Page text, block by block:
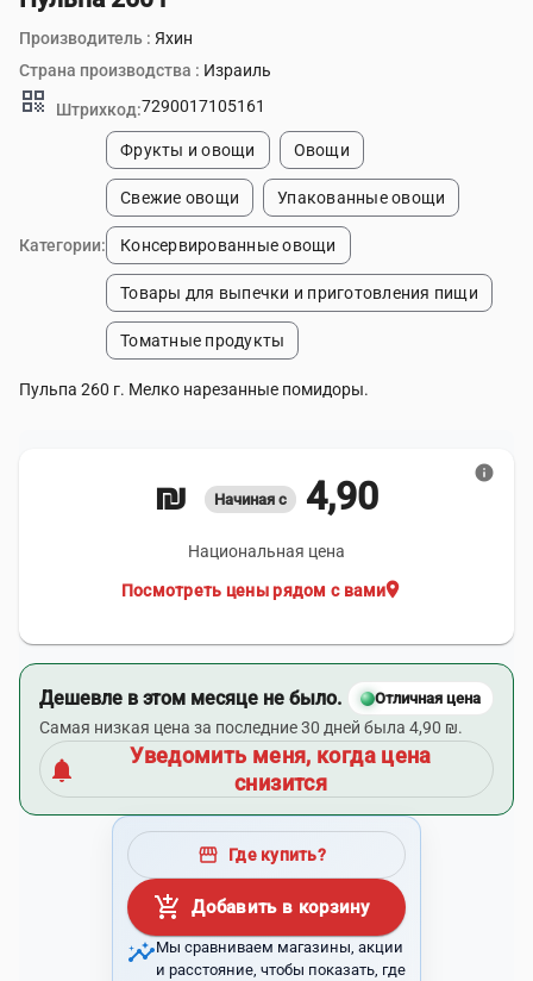
Производитель : Яхин
Страна производства : Израиль
qr_code Штрихкод:7290017105161
Категории:
Фрукты и овощи Овощи
Свежие овощи Упакованные овощи
Консервированные овощи
Товары для выпечки и приготовления пищи
Томатные продукты
Пульпа 260 г. Мелко нарезанные помидоры.
Начиная с 4,90 ₪
Национальная цена
location_on
Посмотреть цены рядом с вами
info
Дешевле в этом месяце не было. Отличная цена
Самая низкая цена за последние 30 дней была 4,90 ₪.
notifications
Уведомить меня, когда цена
снизится
storefront Где купить?
add_shopping_cart Добавить в корзину
insightsМы сравниваем магазины, акции
и расстояние, чтобы показать, где